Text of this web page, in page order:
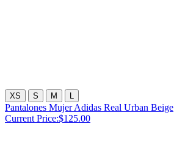
XS S M
Pantalones Mujer Adidas Real Urban Beige
Current Price:$125.00